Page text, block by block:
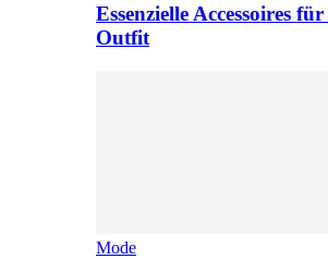
Essenzielle Accessoires
Outfit
Mode